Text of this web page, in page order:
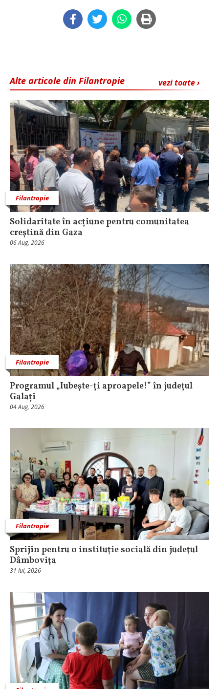
vezi toate ›
Alte articole din Filantropie
Filantropie
Solidaritate în acțiune pentru comunitatea
creștină din Gaza
06 Aug, 2026
Filantropie
Programul „Iubește-ți aproapele!” în județul
Galați
04 Aug, 2026
Filantropie
Sprijin pentru o instituţie socială din judeţul
Dâmboviţa
31 Iul, 2026